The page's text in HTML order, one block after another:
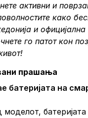
активни и
како
и официјална
го патот кон
прашања
батеријата на
моделот,